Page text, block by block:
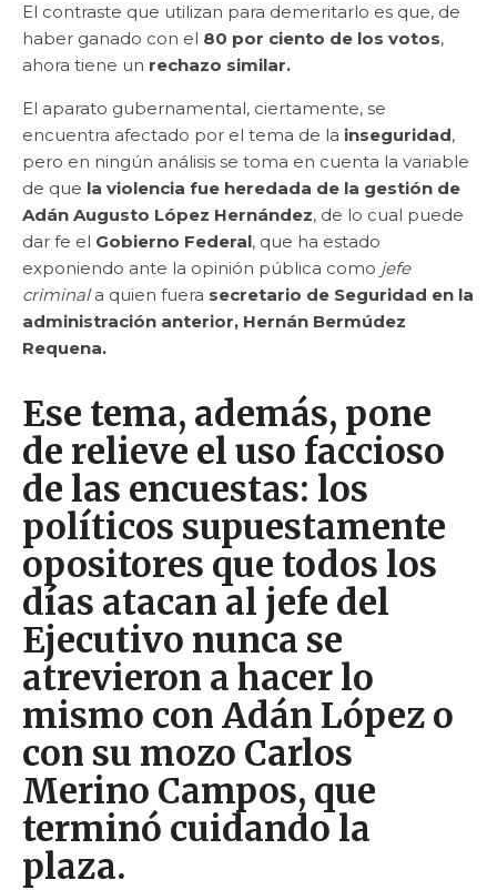
El contraste que utilizan para demeritarlo es que, de
haber ganado con el 80 por ciento de los votos,
ahora tiene un rechazo similar.
El aparato gubernamental, ciertamente, se
encuentra afectado por el tema de la inseguridad,
pero en ningún análisis se toma en cuenta la variable
de que la violencia fue heredada de la gestión de
Adán Augusto López Hernández, de lo cual puede
dar fe el Gobierno Federal, que ha estado
exponiendo ante la opinión pública como jefe
criminala quien fuera secretario de Seguridad en la
administración anterior, Hernán Bermúdez
Requena.
Ese tema, además, pone
de relieve el uso faccioso
de las encuestas: los
políticos supuestamente
opositores que todos los
días atacan al jefe del
Ejecutivo nunca se
atrevieron a hacer lo
mismo con Adán López o
con su mozo Carlos
Merino Campos, que
terminó cuidando la
plaza.